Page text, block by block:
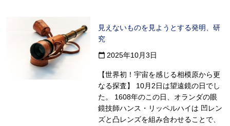
見えないものを見ようとする発明、研
究
calendar_today 2025年10月3日
【世界初！宇宙を感じる相模原から更
なる探査】 10月2日は望遠鏡の日でし
た。 1608年のこの日、オランダの眼
鏡技師ハンス・リッペルハイは 凹レン
ズと凸レンズを組み合わせることで、